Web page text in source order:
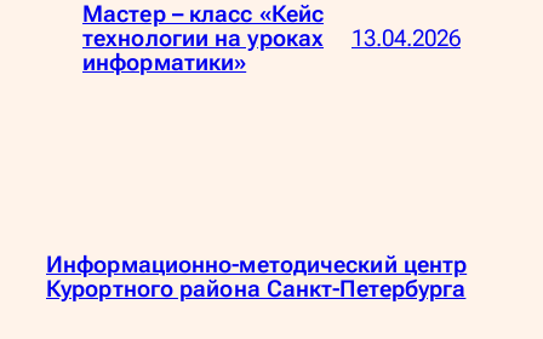
Мастер – класс «Кейс
технологии на уроках
информатики»
13.04.2026
Информационно-методический центр
Курортного района Санкт-Петербурга